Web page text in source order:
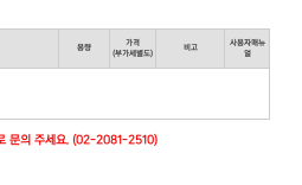
용량
가격
(부가세별도)
비고
사용자매뉴
얼
문의 주세요. (02-2081-2510)